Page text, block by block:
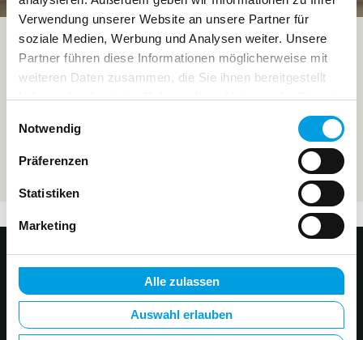
Verwendung unserer Website an unsere Partner für
soziale Medien, Werbung und Analysen weiter. Unsere
Partner führen diese Informationen möglicherweise mit
weiteren Daten zusammen, die Sie ihnen bereitgestellt
haben oder die sie im Rahmen Ihrer Nutzung der Dienste
i
Notwendig
Präferenzen
Statistiken
Marketing
Alle zulassen
Auswahl erlauben
Arbeitsunfähigkeitsbescheini
gung (AU): Alles, was Du zum
Thema Krankschreibung als
Arbeitgeber:in wissen musst
Melde dich bei uns
hello@summarum.com